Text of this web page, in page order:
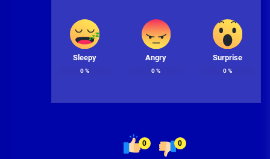
Sleepy
0%
Angry
0%
Surprise
0%
0 0